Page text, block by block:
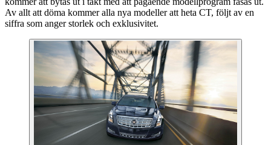
Av allt att döma kommer alla nya modeller att heta CT, följt av en
siffra som anger storlek och exklusivitet.